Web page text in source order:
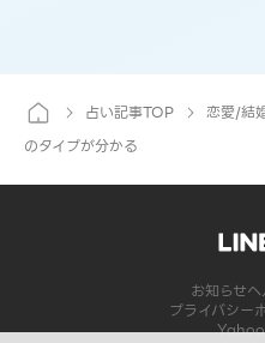
占い記事TOP 恋愛/結
のタイプが分かる
お知らせ
プライバシー